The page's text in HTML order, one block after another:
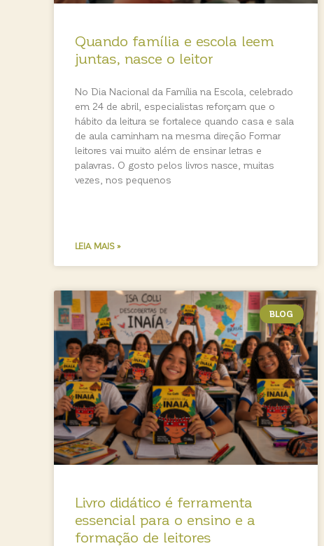
Quando família e escola leem
juntas, nasce o leitor
No Dia Nacional da Família na Escola, celebrado
em 24 de abril, especialistas reforçam que o
hábito da leitura se fortalece quando casa e sala
de aula caminham na mesma direção Formar
leitores vai muito além de ensinar letras e
palavras. O gosto pelos livros nasce, muitas
vezes, nos pequenos
LEIA MAIS »
BLOG
Livro didático é ferramenta
essencial para o ensino e a
formação de leitores